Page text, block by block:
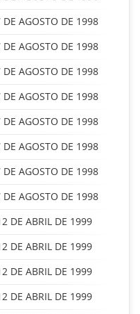
AGOSTO DE 1998
AGOSTO DE 1998
AGOSTO DE 1998
AGOSTO DE 1998
AGOSTO DE 1998
AGOSTO DE 1998
AGOSTO DE 1998
AGOSTO DE 1998
DE ABRIL DE 1999
DE ABRIL DE 1999
DE ABRIL DE 1999
DE ABRIL DE 1999